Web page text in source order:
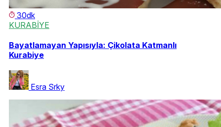
30dk
KURABİYE
Bayatlamayan Yapısıyla: Çikolata Katmanlı
Kurabiye
Esra Srky